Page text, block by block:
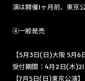
演は開催1ヶ月前、東京
④一般発売
【5月3日(日)大阪 5月6
受付期間： 4月2日(木
【7月5日(日)東京公演】